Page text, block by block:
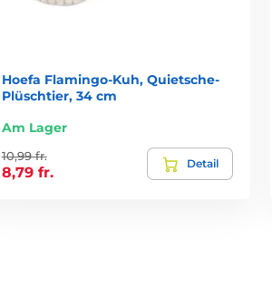
Hoefa Flamingo-Kuh, Quietsche-
Plüschtier, 34 cm
Am Lager
10,99 fr.
8,79 fr.
Detail